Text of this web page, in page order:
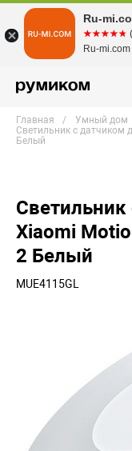
Главная Умный дом
Светильник с датчиком
Белый
Xiaomi
2 Белый
MUE4115GL
Ru-
☆☆☆☆☆
★★★★★
Ru-mi.com